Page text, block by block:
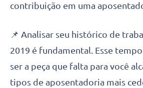
contribuição em uma
📌 Analisar seu histórico de
2019 é fundamental. Esse
ser a peça que falta para você
tipos de aposentadoria mais